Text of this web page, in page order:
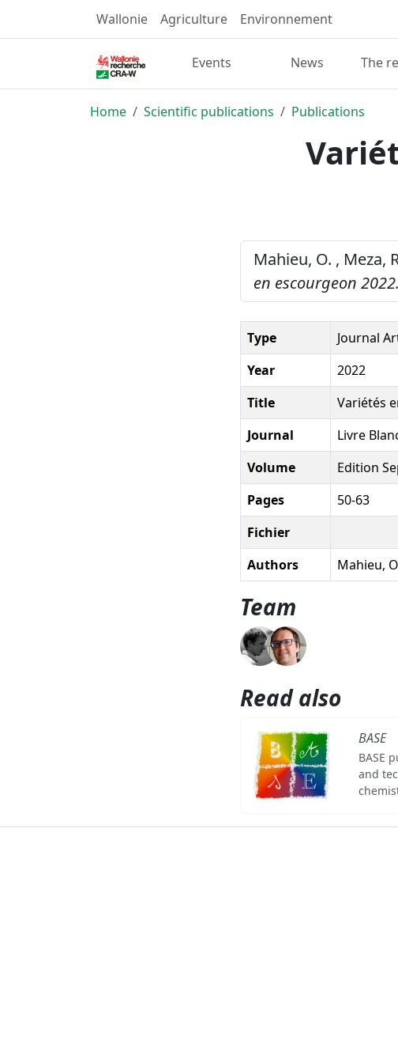
Wallonie Agriculture Environnement
Events News The
Home Scientific publications Publications
Mahieu, O. , Meza,
en escourgeon 2022.
Type
Journal
Year
2022
Title
Variétés
Journal
Livre
Volume
Edition
Pages
50-63
Fichier
Authors
Mahieu,
Team
Read also
BASE
BASE
and